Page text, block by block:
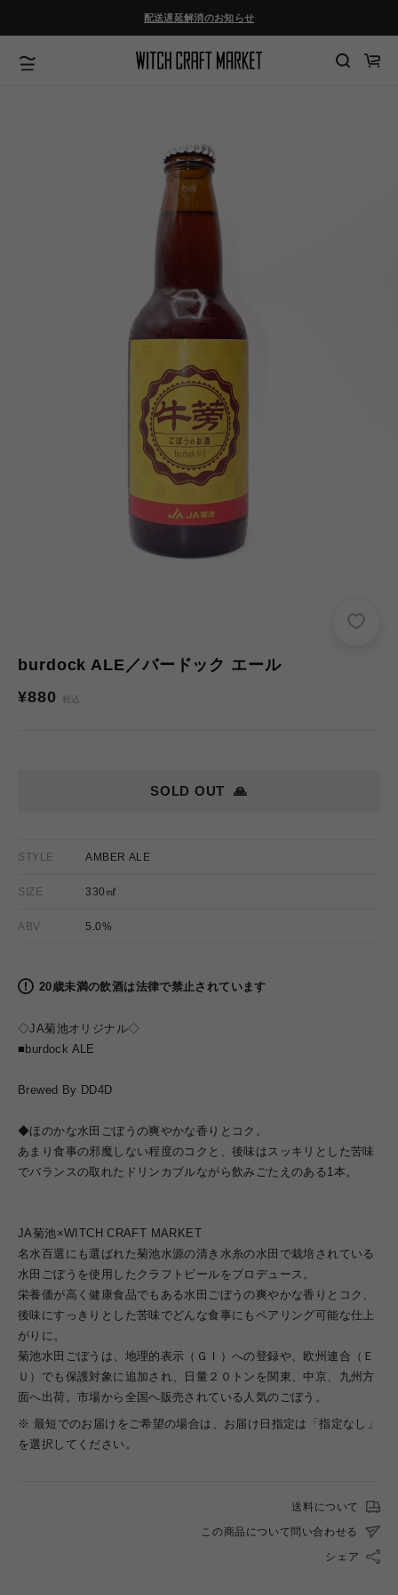
進
む
配送遅延解消のお知らせ
カ
burdock ALE／バードック エール
通
¥880 税込
🙏
SOLD OUT
STYLE AMBER ALE
SIZE 330㎖
ABV 5.0%
20歳未満の飲酒は法律で禁止されています
◇JA菊池オリジナル◇
■burdock ALE
Brewed By DD4D
◆ほのかな水田ごぼうの爽やかな香りとコク。
あまり食事の邪魔しない程度のコクと、後味はスッキリとした苦味
でバランスの取れたドリンカブルながら飲みごたえのある1本。
JA菊池×WITCH CRAFT MARKET
名水百選にも選ばれた菊池水源の清き水糸の水田で栽培されている
水田ごぼうを使用したクラフトビールをプロデュース。
栄養価が高く健康食品でもある水田ごぼうの爽やかな香りとコク、
後味にすっきりとした苦味でどんな食事にもペアリング可能な仕上
がりに。
菊池水田ごぼうは、地理的表示（ＧＩ）への登録や、欧州連合（Ｅ
Ｕ）でも保護対象に追加され、日量２０トンを関東、中京、九州方
面へ出荷。市場から全国へ販売されている人気のごぼう。
※ 最短でのお届けをご希望の場合は、お届け日指定は「指定なし」
を選択してください。
送料について
この商品について問い合わせる
シェア